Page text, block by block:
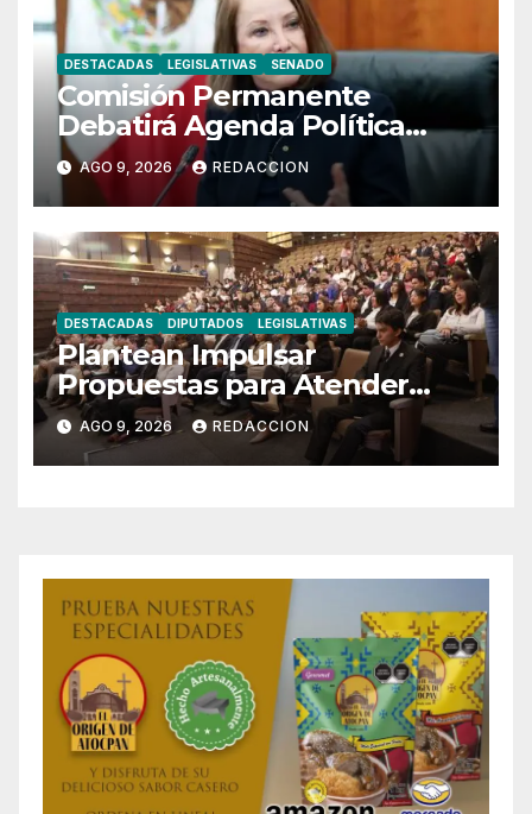
DESTACADAS LEGISLATIVAS SENADO
Comisión Permanente
Debatirá Agenda Política
Nacional e Internacional
AGO 9, 2026 REDACCION
DESTACADAS DIPUTADOS LEGISLATIVAS
Plantean Impulsar
Propuestas para Atender
Desafíos de la Juventud
AGO 9, 2026 REDACCION